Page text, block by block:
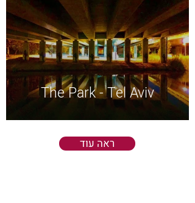
The Park - Tel Aviv
ראה עוד